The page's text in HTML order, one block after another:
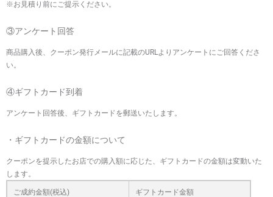
※お見積り前にご提示ください。
③アンケート回答
商品購入後、クーポン発行メールに記載のURLよりアンケートにご回答くださ
い。
④ギフトカード到着
アンケート回答後、ギフトカードを郵送いたします。
・ギフトカードの金額について
クーポンを提示したお店での購入額に応じた、ギフトカードの金額は変動いた
します。
ご成約金額(税込)
ギフトカード金額